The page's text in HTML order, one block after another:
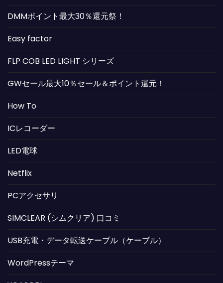
DMMポイント最大30％還元祭！
Easy factor
FLP COB LED LIGHT シリーズ
GWセール最大10％セール＆ポイント還元！
How To
ICレコーダー
LED電球
Netflix
PCアクセサリ
SIMCLEAR (シムクリア) 口コミ
USB充電・データ転送ケーブル（ケーブル）
WordPressテーマ